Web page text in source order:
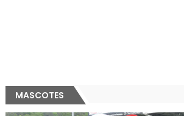
MASCOTES